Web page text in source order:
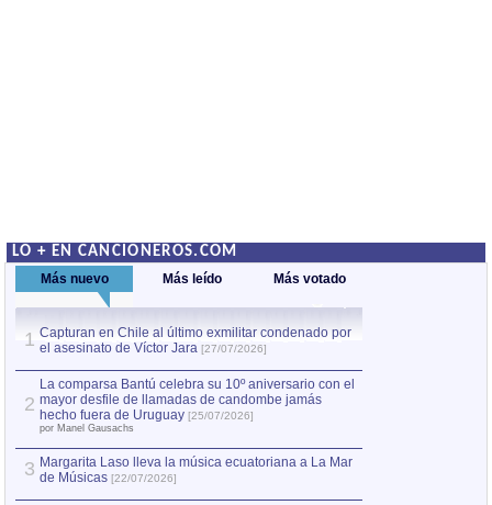
LO + EN CANCIONEROS.COM
Más nuevo Más leído Más votado
1 Capturan en Chile al último exmilitar condenado por
el asesinato de Víctor Jara [27/07/2026]
2
La comparsa Bantú celebra su 10º aniversario con el
mayor desfile de llamadas de candombe jamás
hecho fuera de Uruguay [25/07/2026]
por Manel Gausachs
3 Margarita Laso lleva la música ecuatoriana a La Mar
de Músicas [22/07/2026]